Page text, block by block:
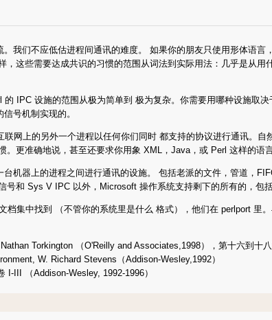
我们不应低估进程间通讯的难度。 如果你的朋友只使用形体语
，这些需要达成共识的习惯的范围从词法到实际用法：几乎是从
IPC 设施的范围从极为简单到 极为复杂。你需要用哪种设施取
号机制实现的。
网上的另外一个进程以任何你们同时 都支持的协议进行通讯。
更准确地说，甚至还要求你用象 XML，Java，或 Perl 这样的语
机器上的进程之间进行通讯的设施。 包括老派的文件，管道，
和 Sys V IPC 以外，Microsoft 操作系统支持剩下的所有的，包
档集中找到 （不管你的系统里是什么 格式），他们在 perlport
Torkington （O'Reilly and Associates,1998），第十六到十八
W. Richard Stevens（Addison-Wesley,1992）
III （Addison-Wesley, 1992-1996）